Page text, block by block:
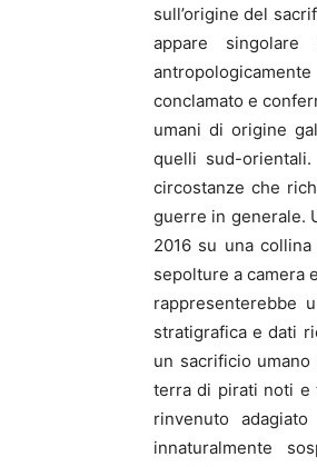
sull’origine del
appare
conclamato e
umani di origine
quelli sud-
circostanze che
guerre in generale.
2016 su una
sepolture a camera
rappresenterebbe
stratigrafica e dati
un sacrificio
terra di pirati noti e
rinvenuto
innaturalmente